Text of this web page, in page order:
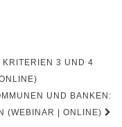
3 UND 4
UND BANKEN:
(WEBINAR | ONLINE)